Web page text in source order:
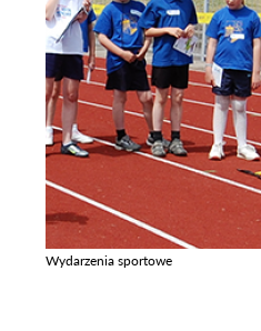
Wydarzenia sportowe